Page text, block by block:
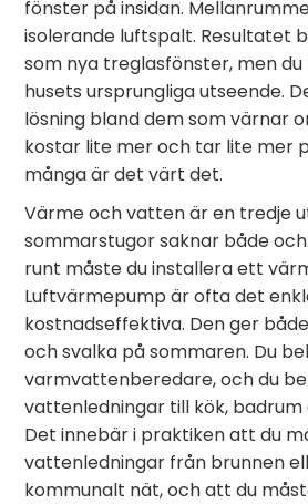
fönster på insidan.
isolerande luftspalt. Resultatet
som nya treglasfönster, men
husets ursprungliga utseende.
lösning bland dem som värnar
kostar lite mer och tar lite mer
många är det värt det.
Värme och vatten är en tredje
sommarstugor saknar både
runt måste du installera ett
Luftvärmepump är ofta det
kostnadseffektiva. Den ger
och svalka på sommaren. Du
varmvattenberedare, och du
vattenledningar till kök,
Det innebär i praktiken att du
vattenledningar från brunnen
kommunalt nät, och att du